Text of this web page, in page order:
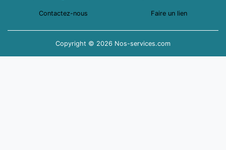
Contactez-nous Faire un lien
Copyright © 2026 Nos-services.com